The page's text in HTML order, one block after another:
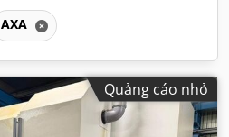
AXA
Quảng cáo nhỏ